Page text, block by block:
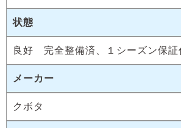
状態
良好 完全整備済、１シーズン保証
メーカー
クボタ